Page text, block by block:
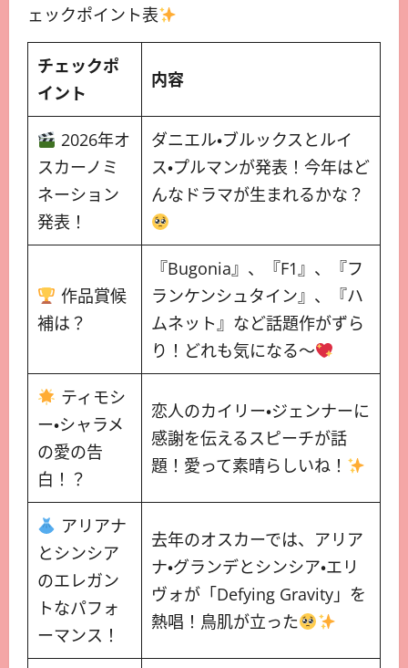
ェックポイント表
チェックポ
イント
内容
2026年オ
スカーノミ
ネーション
発表！
ダニエル・ブルックスとルイ
ス・プルマンが発表！今年はど
んなドラマが生まれるかな？
作品賞候
補は？
『Bugonia』、『F1』、『フ
ランケンシュタイン』、『ハ
ムネット』など話題作がずら
り！どれも気になる～
ティモシ
ー・シャラメ
の愛の告
白！？
恋人のカイリー・ジェンナーに
感謝を伝えるスピーチが話
題！愛って素晴らしいね！
アリアナ
とシンシア
のエレガン
トなパフォ
ーマンス！
去年のオスカーでは、アリア
ナ・グランデとシンシア・エリ
ヴォが「Defying Gravity」を
熱唱！鳥肌が立った